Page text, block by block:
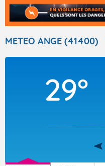
TOUS LES
METEO ANGE (41400)
29°